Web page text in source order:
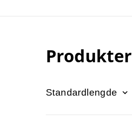
Produkter
Standardlengde